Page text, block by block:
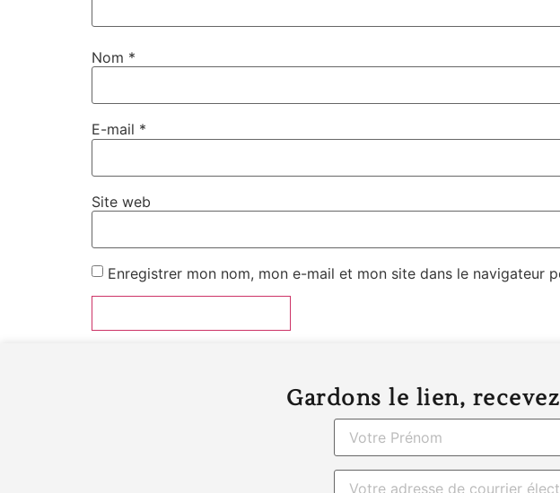
Nom *
E-mail *
Site web
Enregistrer mon nom, mon e-mail et mon site dans le navigateur
Gardons le lien,